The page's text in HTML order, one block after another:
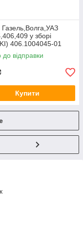
у зборi
406.1004045-01
до відправки
Купити